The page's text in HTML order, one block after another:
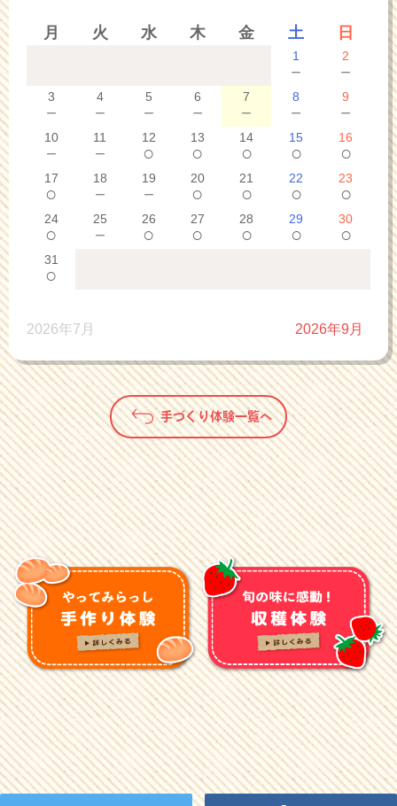
月 火 水 木 金 土 日
1
－
2
－
3
－
4
－
5
－
6
－
7
－
8
－
9
－
10
－
11
－
12
○
13
○
14
○
15
○
16
○
17
○
18
－
19
－
20
○
21
○
22
○
23
○
24
○
25
－
26
○
27
○
28
○
29
○
30
○
31
○
2026年7月 2026年9月
手づくり体験一覧へ